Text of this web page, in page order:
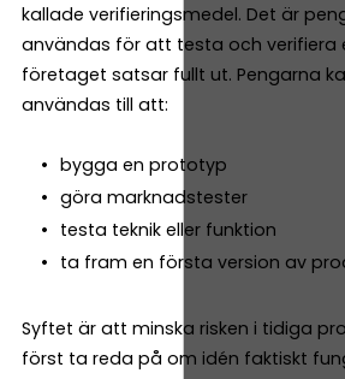
kallade verifieringsmedel. Det är
användas för att testa och verifiera
företaget satsar fullt ut. Pengarna
användas till att:
bygga en prototyp
göra marknadstester
testa teknik eller funktion
ta fram en första version av
Syftet är att minska risken i tidiga
först ta reda på om idén faktiskt